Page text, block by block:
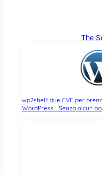
The
wp2shell: due CVE per
WordPress… Senza alcun